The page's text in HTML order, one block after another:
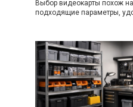
Выбор видеокарты похож
подходящие параметры,